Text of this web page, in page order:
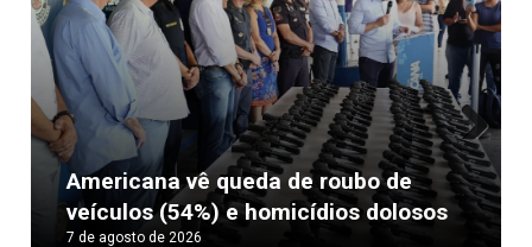
Americana vê queda de roubo de
veículos (54%) e homicídios dolosos
7 de agosto de 2026
Next